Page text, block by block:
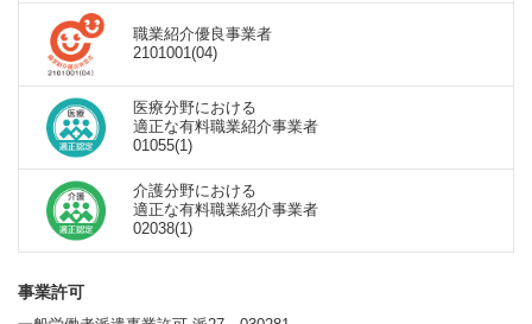
職業紹介優良事業者
2101001(04)
医療分野における
適正な有料職業紹介事業者
01055(1)
介護分野における
適正な有料職業紹介事業者
02038(1)
事業許可